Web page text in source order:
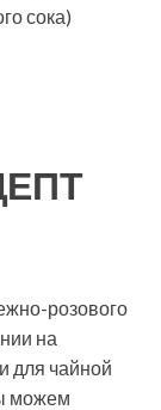
сока)
розового
на
для чайной
можем